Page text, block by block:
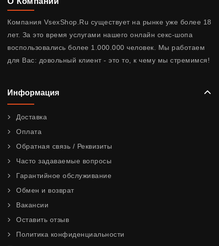
Компания VsexShop.Ru существует на рынке уже более 18
лет. За это время услугами нашего онлайн секс-шопа
воспользовались более 1.000.000 человек. Мы работаем
для Вас: довольный клиент - это то, к чему мы стремимся!
Информация
Доставка
Оплата
Обратная связь / Реквизиты
Часто задаваемые вопросы
Гарантийное обслуживание
Обмен и возврат
Вакансии
Оставить отзыв
Политика конфиденциальности